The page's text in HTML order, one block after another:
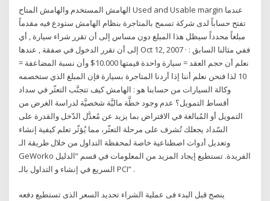
الهامش المستخدم والهامش المتاح Used and Usable margin عندما
تفتح حساباً لدى شركة تسمح بالمتاجرة بنظام الهامش ستودع فيه مقدماً
مبلغاً محدداً سيظل هذا المبلغ دون مساس إلى أن تقرر شراء سيارة , أي
إلى أن تقرر الدخول في صفقة , عندها Oct 12, 2007 · ففي مثالنا السابق :
نعلم أن حجم العقد = سيارة واحدة قيمتها 10.000$ وأن نسبة المضاعفة =
10 لذا فنحن نعلم أننا إذا أردنا المتاجرة بسيارة فإن المبلغ الذي ستخصمه
وكالة السيارات من حسابنا هو : الهامش كيف تتجنَّب التعثّر في سداد
أقساط التمويل؟ عدم وجود خطَّة ماليَّة شخصيَّة لدراسة الغرض من
التمويل أو المُبالغة في الاقتراض بما يزيد عن مُعدَّل الدّخل والقدرة على
السّداد يجعلك تُشرف على مرحلة التعثّر، مما يُؤثّر تعلم كيفية إنشاء
وتعديل أدوات اصطناعية خاصة لمحفظة التداول من خلال طريقة الـ
GeWorko الفريدة. تستطيع إيجاد المزيد من المعلومات في قسم “الدليل
السريع في إنشاء و التداول بالـ PCI” .
ينصح قبل البدء فى عملية الشراء تحديد السعر الذى تستطيع دفعه